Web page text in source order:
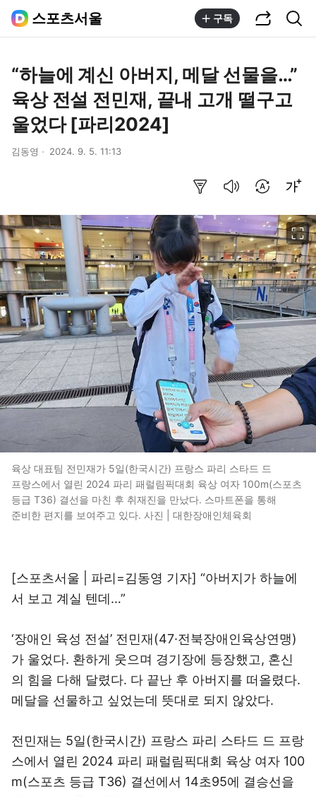
스포츠서울 구독
“하늘에 계신 아버지, 메달 선물을…”
육상 전설 전민재, 끝내 고개 떨구고
울었다 [파리2024]
김동영 2024. 9. 5. 11:13
육상 대표팀 전민재가 5일(한국시간) 프랑스 파리 스타드 드
프랑스에서 열린 2024 파리 패럴림픽대회 육상 여자 100m(스포츠
등급 T36) 결선을 마친 후 취재진을 만났다. 스마트폰을 통해
준비한 편지를 보여주고 있다. 사진 | 대한장애인체육회
[스포츠서울 | 파리=김동영 기자] “아버지가 하늘에
서 보고 계실 텐데…”
‘장애인 육성 전설’ 전민재(47·전북장애인육상연맹)
가 울었다. 환하게 웃으며 경기장에 등장했고, 혼신
의 힘을 다해 달렸다. 다 끝난 후 아버지를 떠올렸다.
메달을 선물하고 싶었는데 뜻대로 되지 않았다.
전민재는 5일(한국시간) 프랑스 파리 스타드 드 프랑
스에서 열린 2024 파리 패럴림픽대회 육상 여자 100
m(스포츠 등급 T36) 결선에서 14초95에 결승선을